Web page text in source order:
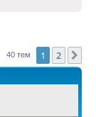
40 тем 1 2